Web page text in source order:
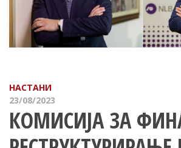
НАСТАНИ
23/08/2023
КОМИСИЈА ЗА